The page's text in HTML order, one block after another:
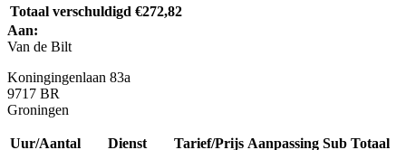
Totaal verschuldigd €272,82
Aan:
Van de Bilt
Koningingenlaan 83a
9717 BR
Groningen
Uur/Aantal Dienst Tarief/Prijs Aanpassing Sub Totaal